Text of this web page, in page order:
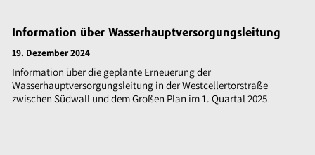
Information über Wasserhauptversorgungsleitung
19. Dezember 2024
Information über die geplante Erneuerung der
Wasserhauptversorgungsleitung in der Westcellertorstraße
zwischen Südwall und dem Großen Plan im 1. Quartal 2025